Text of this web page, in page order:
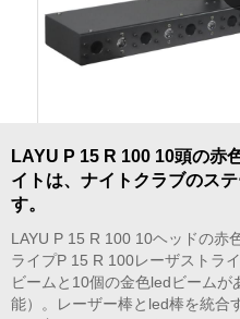
LAYU P 15 R 100 10頭の赤
イトは、ナイトクラブのス
す。
LAYU P 15 R 100 10ヘッドの赤
ライプP 15 R 100レーザストラ
ビームと10個の金色ledビーム
能）。レーザー棒とled棒を統合